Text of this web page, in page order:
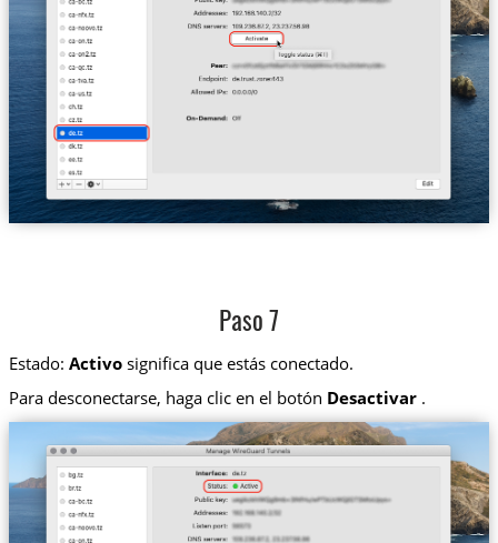
Paso 7
Estado: Activosignifica que estás conectado.
Para desconectarse, haga clic en el botón Desactivar.